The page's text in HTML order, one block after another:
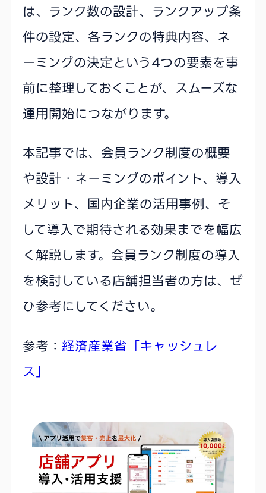
は、ランク数の設計、ランクアップ条
件の設定、各ランクの特典内容、ネ
ーミングの決定という4つの要素を事
前に整理しておくことが、スムーズな
運用開始につながります。
本記事では、会員ランク制度の概要
や設計・ネーミングのポイント、導入
メリット、国内企業の活用事例、そ
して導入で期待される効果までを幅広
く解説します。会員ランク制度の導入
を検討している店舗担当者の方は、ぜ
ひ参考にしてください。
参考： 経済産業省「キャッシュレ
ス」